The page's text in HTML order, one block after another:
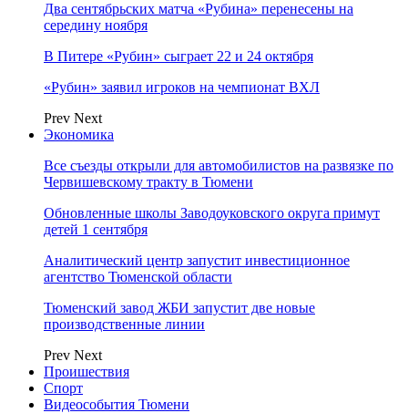
Два сентябрьских матча «Рубина» перенесены на
середину ноября
В Питере «Рубин» сыграет 22 и 24 октября
«Рубин» заявил игроков на чемпионат ВХЛ
Prev Next
Экономика
Все съезды открыли для автомобилистов на развязке по
Червишевскому тракту в Тюмени
Обновленные школы Заводоуковского округа примут
детей 1 сентября
Аналитический центр запустит инвестиционное
агентство Тюменской области
Тюменский завод ЖБИ запустит две новые
производственные линии
Prev Next
Проишествия
Спорт
Видеособытия Тюмени